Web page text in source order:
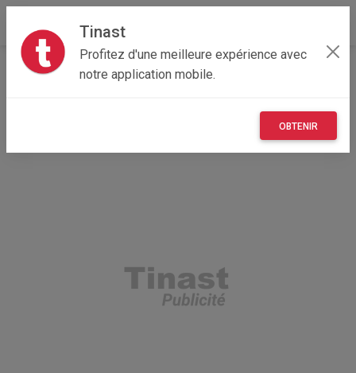
Tinast
Profitez d'une meilleure expérience avec
notre application mobile.
OBTENIR
Accueil Recherche
Auvergne-Rhône-Alpes